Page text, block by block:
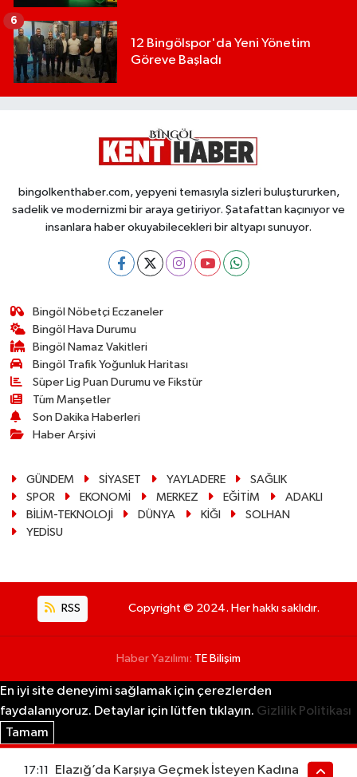
12 Bingölspor'da Yeni Yönetim
Göreve Başladı
6
bingolkenthaber.com, yepyeni temasıyla sizleri buluştururken,
sadelik ve modernizmi bir araya getiriyor. Şatafattan kaçınıyor ve
insanlara haber okuyabilecekleri bir altyapı sunuyor.
Bingöl Nöbetçi Eczaneler
Bingöl Hava Durumu
Bingöl Namaz Vakitleri
Bingöl Trafik Yoğunluk Haritası
Süper Lig Puan Durumu ve Fikstür
Tüm Manşetler
Son Dakika Haberleri
Haber Arşivi
GÜNDEM SİYASET YAYLADERE
SAĞLIK
SPOR
EKONOMİ MERKEZ EĞİTİM
ADAKLI
BİLİM-TEKNOLOJİ
DÜNYA KİĞI
SOLHAN
YEDİSU
RSS Copyright © 2024. Her hakkı saklıdır.
Haber Yazılımı: TE Bilişim
En iyi site deneyimi sağlamak için çerezlerden
faydalanıyoruz. Detaylar için lütfen tıklayın. Gizlilik Politikası
Tamam
17:11 Elazığ’da Karşıya Geçmek İsteyen Kadına